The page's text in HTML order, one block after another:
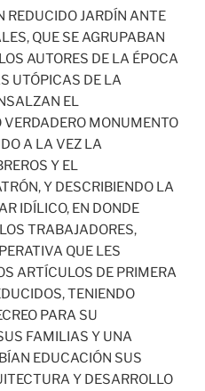
REDUCIDO JARDÍN ANTE
QUE SE AGRUPABAN
AUTORES DE LA ÉPOCA
UTÓPICAS DE LA
EL
MONUMENTO
A LA VEZ LA
Y EL
Y DESCRIBIENDO LA
IDÍLICO, EN DONDE
TRABAJADORES,
QUE LES
ARTÍCULOS DE PRIMERA
TENIENDO
PARA SU
FAMILIAS Y UNA
EDUCACIÓN SUS
Y DESARROLLO